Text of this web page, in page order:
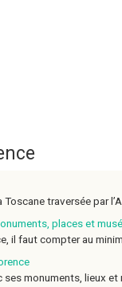
traversée par
places et
il faut compter au
monuments, lieux et